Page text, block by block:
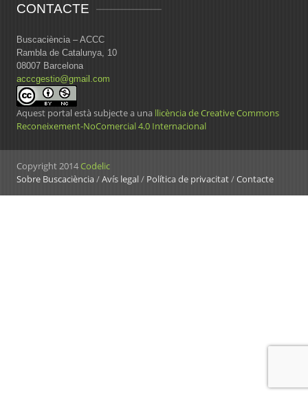
CONTACTE
Buscaciència – ACCC
Rambla de Catalunya, 10
08007 Barcelona
acccgestio@gmail.com
Aquest portal està subjecte a una llicència de Creative Commons
Reconeixement-NoComercial 4.0 Internacional
Copyright 2014Codelic
Sobre Buscaciència/Avís legal/ Política de privacitat/Contacte